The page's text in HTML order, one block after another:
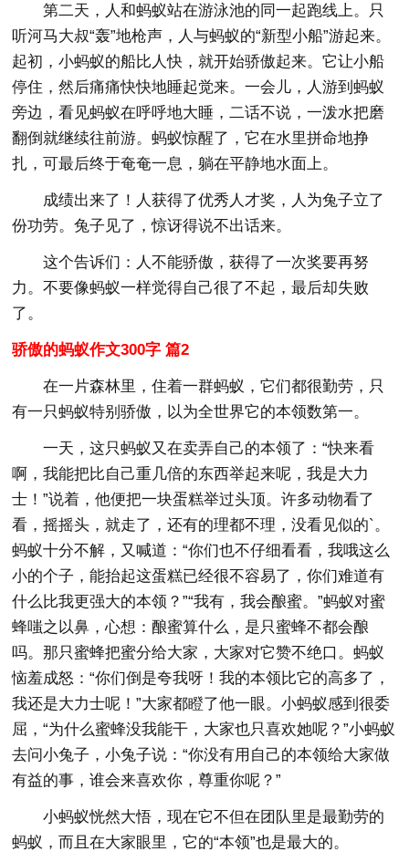
第二天，人和蚂蚁站在游泳池的同一起跑线上。只
听河马大叔“轰”地枪声，人与蚂蚁的“新型小船”游起来。
起初，小蚂蚁的船比人快，就开始骄傲起来。它让小船
停住，然后痛痛快快地睡起觉来。一会儿，人游到蚂蚁
旁边，看见蚂蚁在呼呼地大睡，二话不说，一泼水把磨
翻倒就继续往前游。蚂蚁惊醒了，它在水里拼命地挣
扎，可最后终于奄奄一息，躺在平静地水面上。
成绩出来了！人获得了优秀人才奖，人为兔子立了
份功劳。兔子见了，惊讶得说不出话来。
这个告诉们：人不能骄傲，获得了一次奖要再努
力。不要像蚂蚁一样觉得自己很了不起，最后却失败
了。
骄傲的蚂蚁作文300字 篇2
在一片森林里，住着一群蚂蚁，它们都很勤劳，只
有一只蚂蚁特别骄傲，以为全世界它的本领数第一。
一天，这只蚂蚁又在卖弄自己的本领了：“快来看
啊，我能把比自己重几倍的东西举起来呢，我是大力
士！”说着，他便把一块蛋糕举过头顶。许多动物看了
看，摇摇头，就走了，还有的理都不理，没看见似的`。
蚂蚁十分不解，又喊道：“你们也不仔细看看，我哦这么
小的个子，能抬起这蛋糕已经很不容易了，你们难道有
什么比我更强大的本领？”“我有，我会酿蜜。”蚂蚁对蜜
蜂嗤之以鼻，心想：酿蜜算什么，是只蜜蜂不都会酿
吗。那只蜜蜂把蜜分给大家，大家对它赞不绝口。蚂蚁
恼羞成怒：“你们倒是夸我呀！我的本领比它的高多了，
我还是大力士呢！”大家都瞪了他一眼。小蚂蚁感到很委
屈，“为什么蜜蜂没我能干，大家也只喜欢她呢？”小蚂蚁
去问小兔子，小兔子说：“你没有用自己的本领给大家做
有益的事，谁会来喜欢你，尊重你呢？”
小蚂蚁恍然大悟，现在它不但在团队里是最勤劳的
蚂蚁，而且在大家眼里，它的“本领”也是最大的。